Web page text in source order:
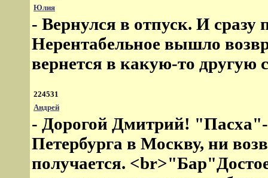
Юлия
- Вернулся в отпуск. И сразу
Нерентабельное вышло
вернется в какую-то другую
224531
Андрей
- Дорогой Дмитрий! "Пасха"-
Петербурга в Москву, ни
получается.